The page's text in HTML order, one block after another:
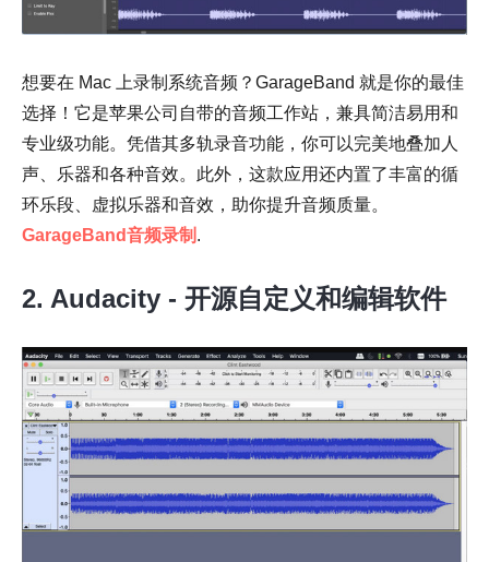
想要在 Mac 上录制系统音频？GarageBand 就是你的最佳
选择！它是苹果公司自带的音频工作站，兼具简洁易用和
专业级功能。凭借其多轨录音功能，你可以完美地叠加人
声、乐器和各种音效。此外，这款应用还内置了丰富的循
环乐段、虚拟乐器和音效，助你提升音频质量。
GarageBand音频录制 .
2. Audacity - 开源自定义和编辑软件